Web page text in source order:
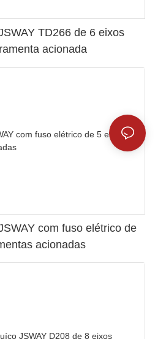
TD266 de 6 eixos
acionada
com fuso elétrico de
acionadas